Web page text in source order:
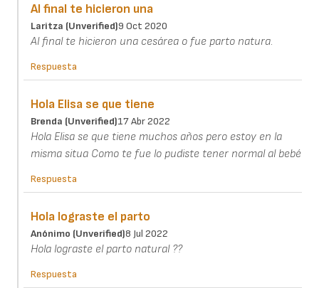
Al final te hicieron una
Laritza (unverified)9 Oct 2020
Al final te hicieron una cesárea o fue parto natura.
Respuesta
Hola Elisa se que tiene
Brenda (unverified)17 Abr 2022
Hola Elisa se que tiene muchos años pero estoy en la
misma situa Como te fue lo pudiste tener normal al bebé
Respuesta
Hola lograste el parto
Anónimo (unverified)8 Jul 2022
Hola lograste el parto natural ??
Respuesta